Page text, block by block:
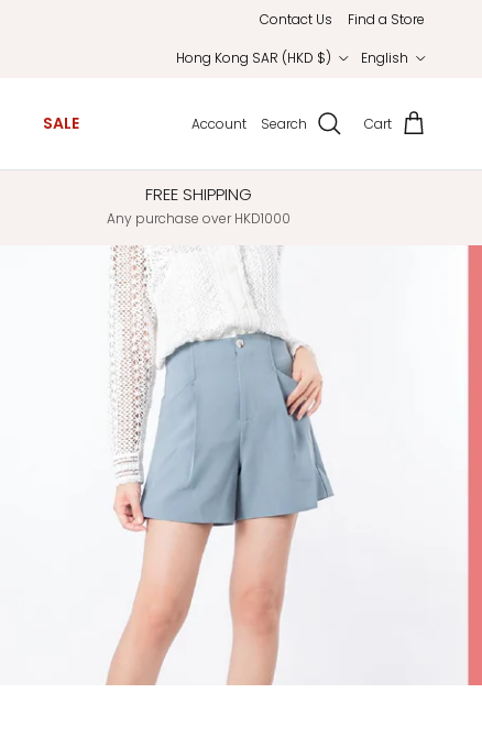
Contact Us
Find a Store
Hong Kong SAR (HKD $) English
SALE Account Search Cart
FREE SHIPPING
Any purchase over HKD1000